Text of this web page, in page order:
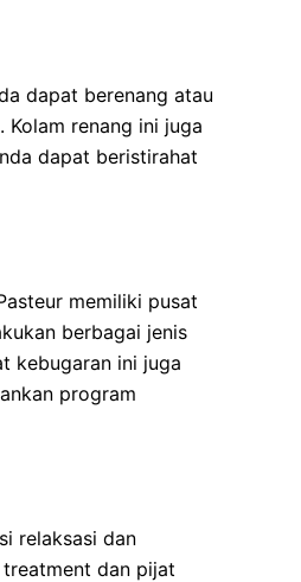
dapat berenang atau
renang ini juga
dapat beristirahat
memiliki pusat
berbagai jenis
kebugaran ini juga
program
relaksasi dan
treatment dan pijat